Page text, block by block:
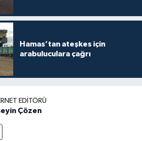
Hamas’tan ateşkes için
arabuluculara çağrı
EDITÖRÜ
Çözen